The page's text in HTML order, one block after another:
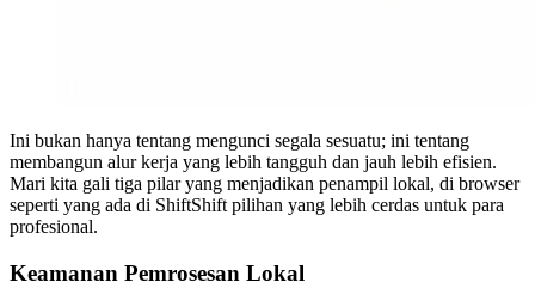
Ini bukan hanya tentang mengunci segala sesuatu; ini tentang
membangun alur kerja yang lebih tangguh dan jauh lebih efisien.
Mari kita gali tiga pilar yang menjadikan penampil lokal, di browser
seperti yang ada di ShiftShift pilihan yang lebih cerdas untuk para
profesional.
Keamanan Pemrosesan Lokal